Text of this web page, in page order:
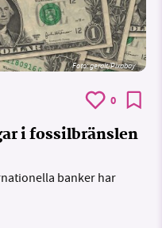
Foto:geralt/Pixabay
0
i fossilbränslen
banker har